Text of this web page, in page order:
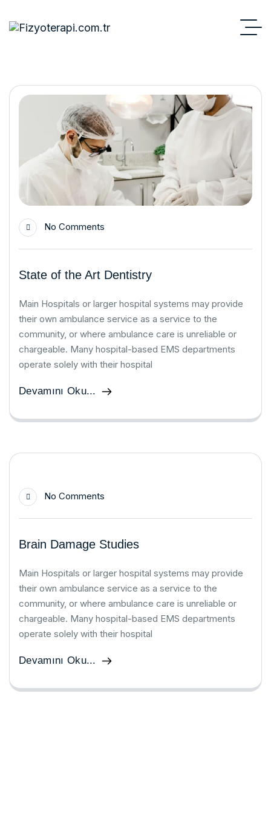
No Comments
State of the Art Dentistry
Main Hospitals or larger hospital systems may provide
their own ambulance service as a service to the
community, or where ambulance care is unreliable or
chargeable. Many hospital-based EMS departments
operate solely with their hospital
Devamını Oku...
No Comments
Brain Damage Studies
Main Hospitals or larger hospital systems may provide
their own ambulance service as a service to the
community, or where ambulance care is unreliable or
chargeable. Many hospital-based EMS departments
operate solely with their hospital
Devamını Oku...